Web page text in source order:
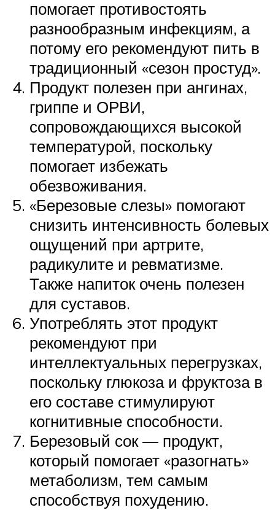
помогает противостоять
разнообразным инфекциям, а
потому его рекомендуют пить в
традиционный «сезон простуд».
Продукт полезен при ангинах,
гриппе и ОРВИ,
сопровождающихся высокой
температурой, поскольку
помогает избежать
обезвоживания.
«Березовые слезы» помогают
снизить интенсивность болевых
ощущений при артрите,
радикулите и ревматизме.
Также напиток очень полезен
для суставов.
Употреблять этот продукт
рекомендуют при
интеллектуальных перегрузках,
поскольку глюкоза и фруктоза в
его составе стимулируют
когнитивные способности.
Березовый сок — продукт,
который помогает «разогнать»
метаболизм, тем самым
способствуя похудению.